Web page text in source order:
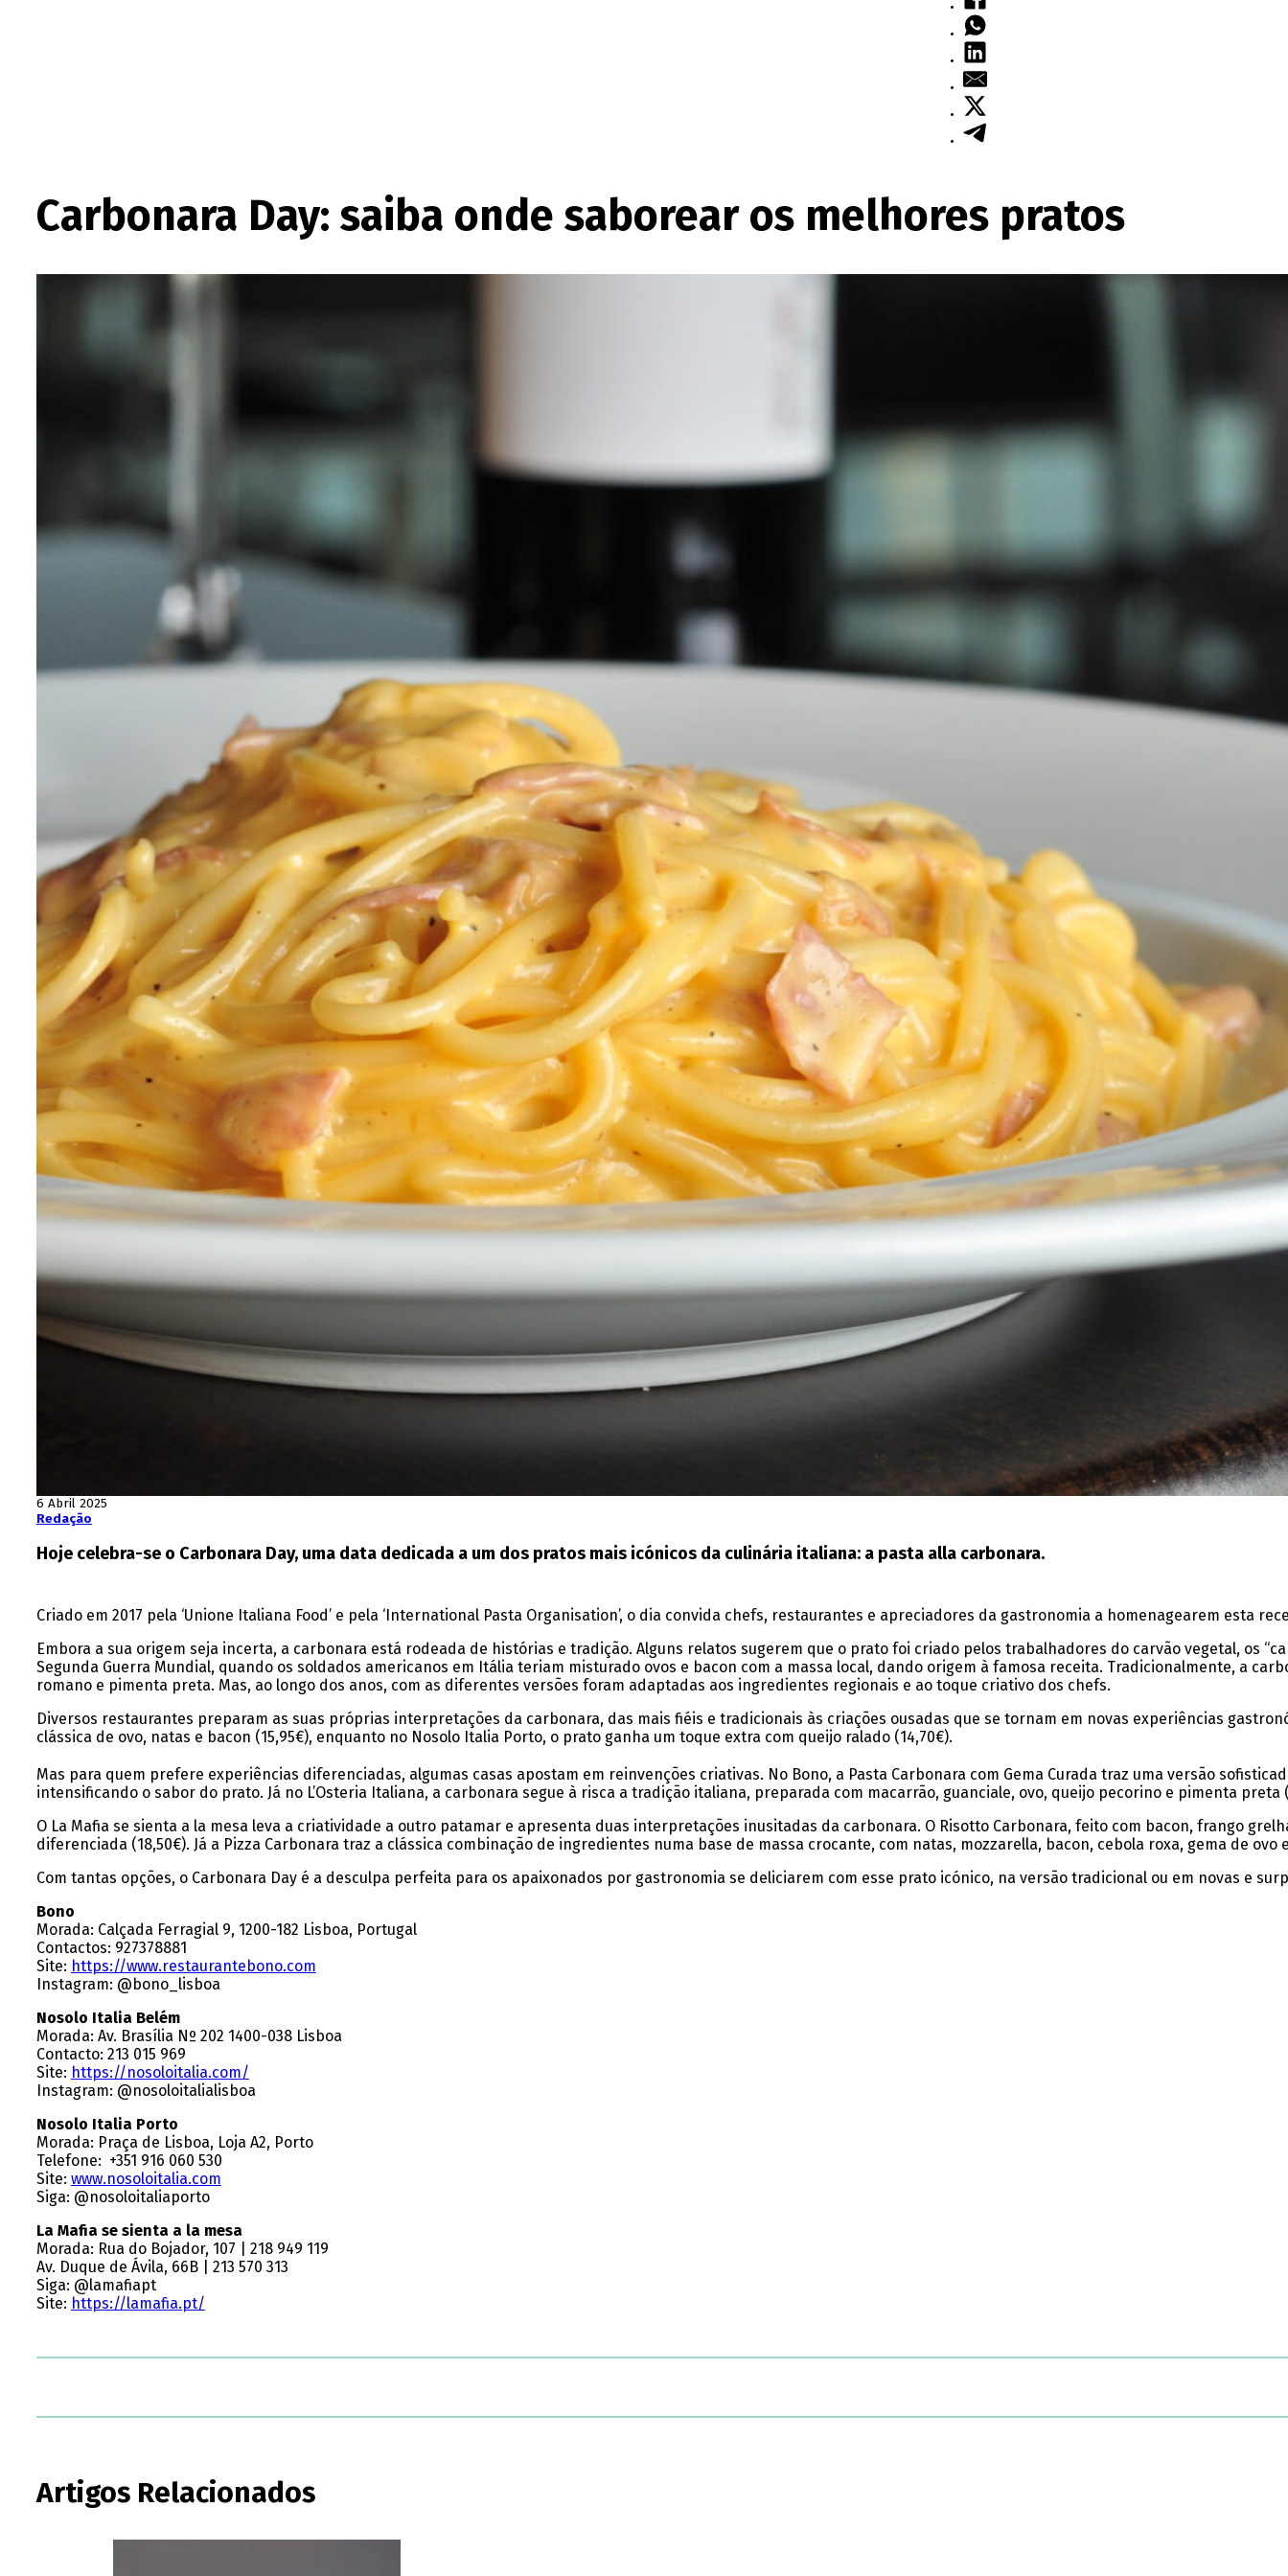
Carbonara Day: saiba onde saborear os melhores pratos
6 Abril 2025
Redação
Hoje celebra-se o Carbonara Day, uma data dedicada a um dos pratos mais icónicos da culinária italiana: a pasta alla carbonara.
Criado em 2017 pela ‘Unione Italiana Food’ e pela ‘International Pasta Organisation’, o dia convida chefs, restaurantes e apreciadores da gastronomia a homenagearem esta
Embora a sua origem seja incerta, a carbonara está rodeada de histórias e tradição. Alguns relatos sugerem que o prato foi criado pelos trabalhadores do carvão vegetal, os
Segunda Guerra Mundial, quando os soldados americanos em Itália teriam misturado ovos e bacon com a massa local, dando origem à famosa receita. Tradicionalmente, a
romano e pimenta preta. Mas, ao longo dos anos, com as diferentes versões foram adaptadas aos ingredientes regionais e ao toque criativo dos chefs.
Diversos restaurantes preparam as suas próprias interpretações da carbonara, das mais fiéis e tradicionais às criações ousadas que se tornam em novas experiências
clássica de ovo, natas e bacon (15,95€), enquanto no Nosolo Italia Porto, o prato ganha um toque extra com queijo ralado (14,70€).
Mas para quem prefere experiências diferenciadas, algumas casas apostam em reinvenções criativas. No Bono, a Pasta Carbonara com Gema Curada traz uma versão
intensificando o sabor do prato. Já no L’Osteria Italiana, a carbonara segue à risca a tradição italiana, preparada com macarrão, guanciale, ovo, queijo pecorino e pimenta
O La Mafia se sienta a la mesa leva a criatividade a outro patamar e apresenta duas interpretações inusitadas da carbonara. O Risotto Carbonara, feito com bacon, frango
diferenciada (18,50€). Já a Pizza Carbonara traz a clássica combinação de ingredientes numa base de massa crocante, com natas, mozzarella, bacon, cebola roxa, gema de ovo
Com tantas opções, o Carbonara Day é a desculpa perfeita para os apaixonados por gastronomia se deliciarem com esse prato icónico, na versão tradicional ou em novas e
Bono
Morada: Calçada Ferragial 9, 1200-182 Lisboa, Portugal
Contactos: 927378881
Site: https://www.restaurantebono.com
Instagram: @bono_lisboa
Nosolo Italia Belém
Morada: Av. Brasília Nº 202 1400-038 Lisboa
Contacto: 213 015 969
Site: https://nosoloitalia.com/
Instagram: @nosoloitalialisboa
Nosolo Italia Porto
Morada: Praça de Lisboa, Loja A2, Porto
Telefone: +351 916 060 530
Site: www.nosoloitalia.com
Siga: @nosoloitaliaporto
La Mafia se sienta a la mesa
Morada: Rua do Bojador, 107 | 218 949 119
Av. Duque de Ávila, 66B | 213 570 313
Siga: @lamafiapt
Site: https://lamafia.pt/
Artigos Relacionados